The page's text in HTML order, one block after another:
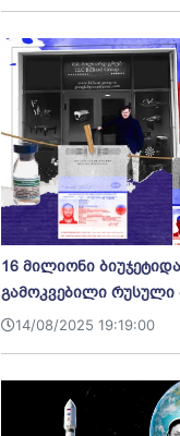
16 მილიონი
გამოკვებილი რუსული
14/08/2025 19:19:00